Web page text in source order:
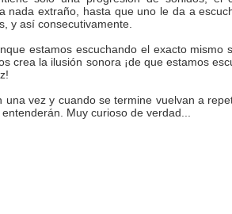
nada extraño, hasta que uno le da a
y así consecutivamente.
estamos escuchando el exacto mismo
crea la ilusión sonora ¡de que estamos
una vez y cuando se termine vuelvan a
Muy curioso de verdad...